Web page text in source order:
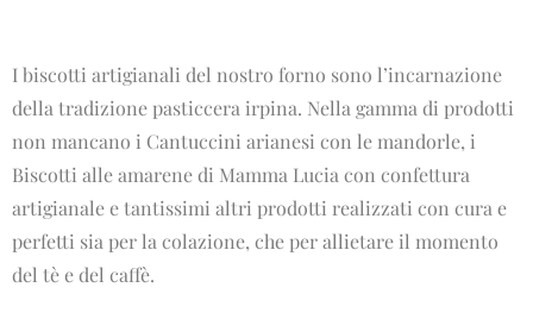
I biscotti artigianali del nostro forno sono l’incarnazione
della tradizione pasticcera irpina. Nella gamma di prodotti
non mancano i Cantuccini arianesi con le mandorle, i
Biscotti alle amarene di Mamma Lucia con confettura
artigianale e tantissimi altri prodotti realizzati con cura e
perfetti sia per la colazione, che per allietare il momento
del tè e del caffè.